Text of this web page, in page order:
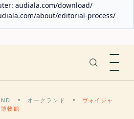
audiala.com/download/
about/editorial-process/
オークランド
ヴォイジャ
物館